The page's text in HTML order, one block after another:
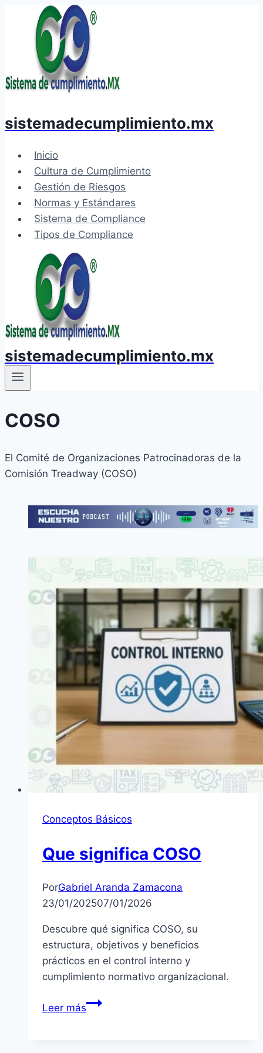
contenido
sistemadecumplimiento.mx
Inicio
Cultura de Cumplimiento
Gestión de Riesgos
Normas y Estándares
Sistema de Compliance
Tipos de Compliance
sistemadecumplimiento.mx
COSO
El Comité de Organizaciones Patrocinadoras de la
Comisión Treadway (COSO)
Conceptos Básicos
Que significa COSO
PorGabriel Aranda Zamacona
23/01/202507/01/2026
Descubre qué significa COSO, su
estructura, objetivos y beneficios
prácticos en el control interno y
cumplimiento normativo organizacional.
Leer másQue